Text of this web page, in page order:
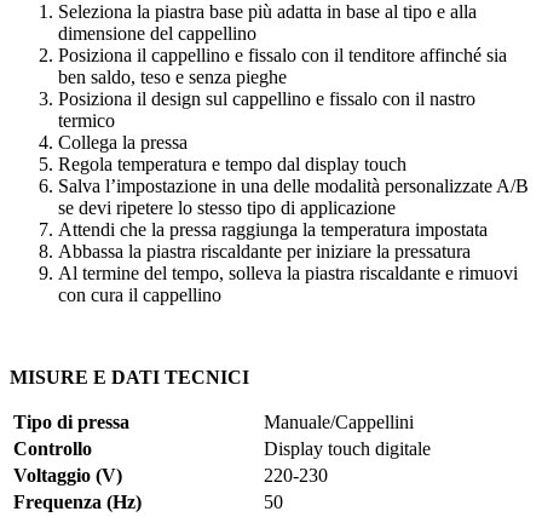
Seleziona la piastra base più adatta in base al tipo e alla
dimensione del cappellino
Posiziona il cappellino e fissalo con il tenditore affinché sia
ben saldo, teso e senza pieghe
Posiziona il design sul cappellino e fissalo con il nastro
termico
Collega la pressa
Regola temperatura e tempo dal display touch
Salva l’impostazione in una delle modalità personalizzate A/B
se devi ripetere lo stesso tipo di applicazione
Attendi che la pressa raggiunga la temperatura impostata
Abbassa la piastra riscaldante per iniziare la pressatura
Al termine del tempo, solleva la piastra riscaldante e rimuovi
con cura il cappellino
MISURE E DATI TECNICI
Tipo di pressa
Manuale/Cappellini
Controllo
Display touch digitale
Voltaggio (V)
220-230
Frequenza (Hz)
50